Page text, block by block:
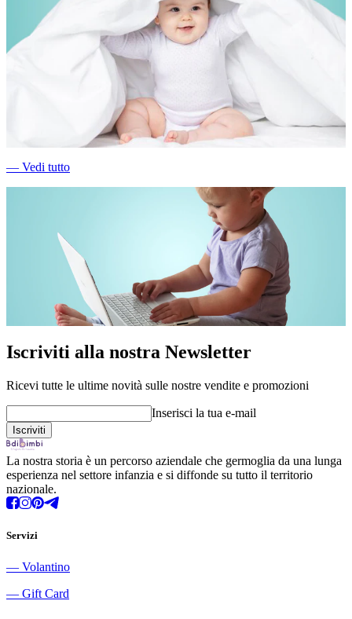
― Vedi tutto
Iscriviti alla nostra Newsletter
Ricevi tutte le ultime novità sulle nostre vendite e promozioni
Inserisci la tua e-mail
La nostra storia è un percorso aziendale che germoglia da una lunga
esperienza nel settore infanzia e si diffonde su tutto il territorio
nazionale.
Servizi
― Volantino
― Gift Card